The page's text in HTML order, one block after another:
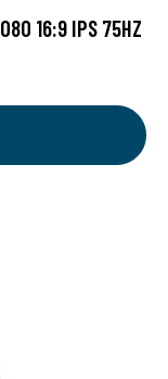
16:9 IPS 75HZ